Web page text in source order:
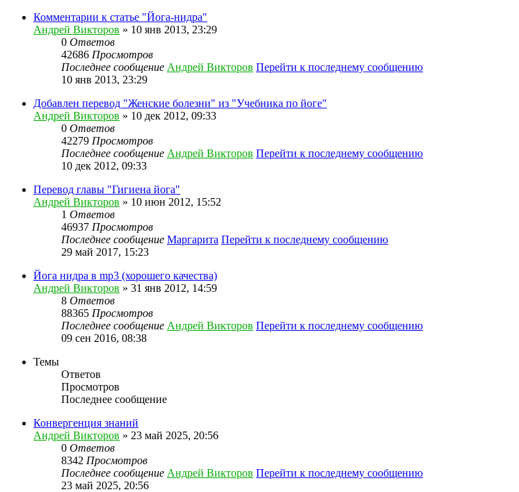
Комментарии к статье "Йога-нидра"
Андрей Викторов » 10 янв 2013, 23:29
0 Ответов
42686 Просмотров
Последнее сообщение Андрей Викторов Перейти к последнему сообщению
10 янв 2013, 23:29
Добавлен перевод "Женские болезни" из "Учебника по йоге"
Андрей Викторов » 10 дек 2012, 09:33
0 Ответов
42279 Просмотров
Последнее сообщение Андрей Викторов Перейти к последнему сообщению
10 дек 2012, 09:33
Перевод главы "Гигиена йога"
Андрей Викторов » 10 июн 2012, 15:52
1 Ответов
46937 Просмотров
Последнее сообщение Маргарита Перейти к последнему сообщению
29 май 2017, 15:23
Йога нидра в mp3 (хорошего качества)
Андрей Викторов » 31 янв 2012, 14:59
8 Ответов
88365 Просмотров
Последнее сообщение Андрей Викторов Перейти к последнему сообщению
09 сен 2016, 08:38
Темы
Ответов
Просмотров
Последнее сообщение
Конвергенция знаний
Андрей Викторов » 23 май 2025, 20:56
0 Ответов
8342 Просмотров
Последнее сообщение Андрей Викторов Перейти к последнему сообщению
23 май 2025, 20:56